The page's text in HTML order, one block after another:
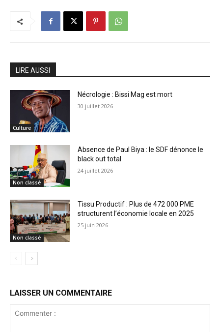
LIRE AUSSI
Culture
Nécrologie : Bissi Mag est mort
30 juillet 2026
Non classé
Absence de Paul Biya : le SDF dénonce le
black out total
24 juillet 2026
Non classé
Tissu Productif : Plus de 472 000 PME
structurent l’économie locale en 2025
25 juin 2026
LAISSER UN COMMENTAIRE